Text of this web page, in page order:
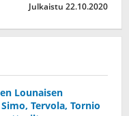
Julkaistu 22.10.2020
Lounaisen
Tervola, Tornio